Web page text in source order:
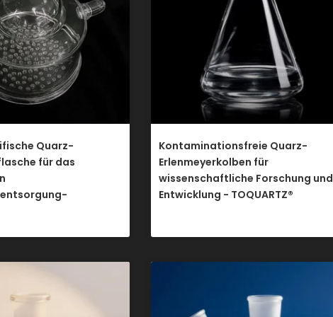
Quarz-
für das
Kontaminationsfreie Quarz-
Erlenmeyerkolben für
wissenschaftliche Forschung und
Entwicklung - TOQUARTZ®